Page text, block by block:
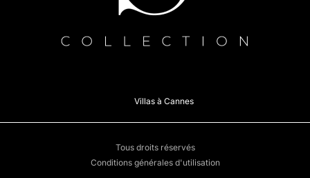
Villas à Cannes
Tous droits réservés
Conditions générales d'utilisation